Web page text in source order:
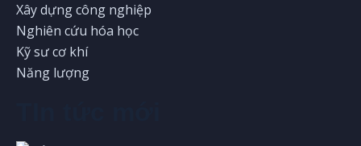
Xây dựng công nghiệp
Nghiên cứu hóa học
Kỹ sư cơ khí
Năng lượng